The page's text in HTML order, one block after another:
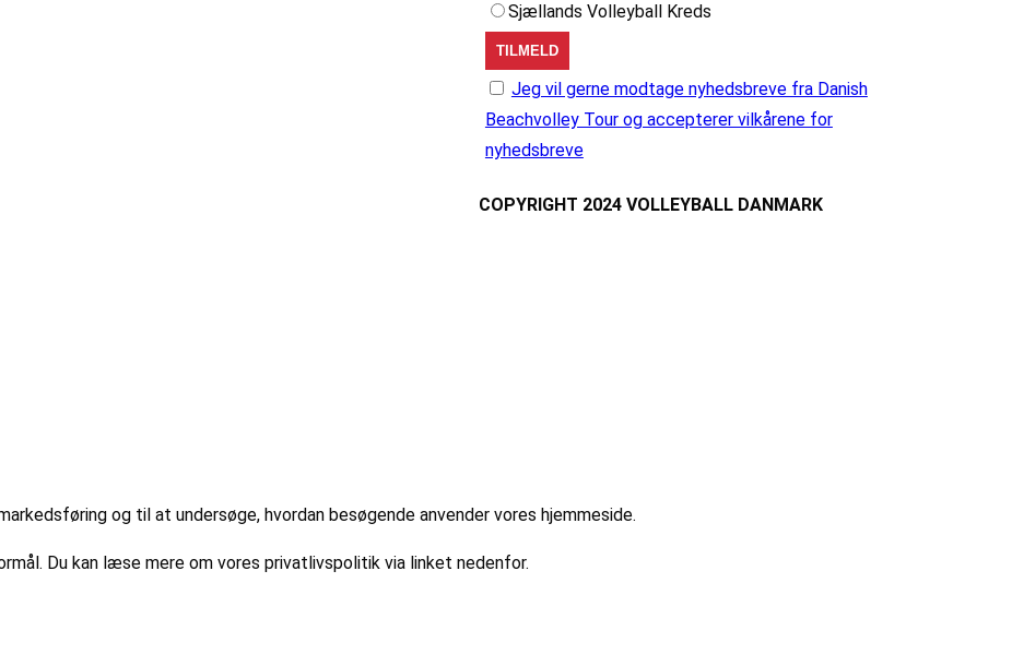
Sjællands Volleyball Kreds
Jeg vil gerne modtage nyhedsbreve fra Danish
Beachvolley Tour og accepterer vilkårene for
nyhedsbreve
COPYRIGHT 2024 VOLLEYBALL DANMARK
og til at undersøge, hvordan besøgende anvender vores hjemmeside.
Du kan læse mere om vores privatlivspolitik via linket nedenfor.